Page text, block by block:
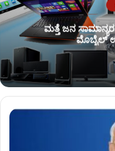
ಮತ್ತೆ ಜನ ಸಾಮಾನ್ಯರ
ಮೊಬೈಲ್